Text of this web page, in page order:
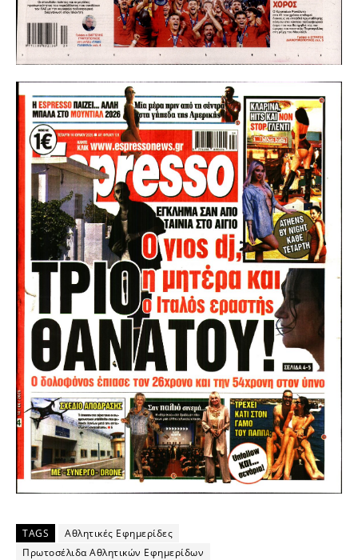
TAGS
Αθλητικές Εφημερίδες
Πρωτοσέλιδα Αθλητικών Εφημερίδων